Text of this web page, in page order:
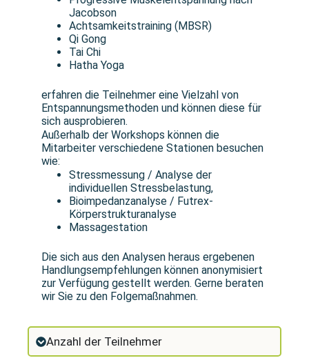
Jacobson
Achtsamkeitstraining (MBSR)
Qi Gong
Tai Chi
Hatha Yoga
erfahren die Teilnehmer eine Vielzahl von
Entspannungsmethoden und können diese für
sich ausprobieren.
Außerhalb der Workshops können die
Mitarbeiter verschiedene Stationen besuchen
wie:
Stressmessung / Analyse der
individuellen Stressbelastung,
Bioimpedanzanalyse / Futrex-
Körperstrukturanalyse
Massagestation
Die sich aus den Analysen heraus ergebenen
Handlungsempfehlungen können anonymisiert
zur Verfügung gestellt werden. Gerne beraten
wir Sie zu den Folgemaßnahmen.
Anzahl der Teilnehmer